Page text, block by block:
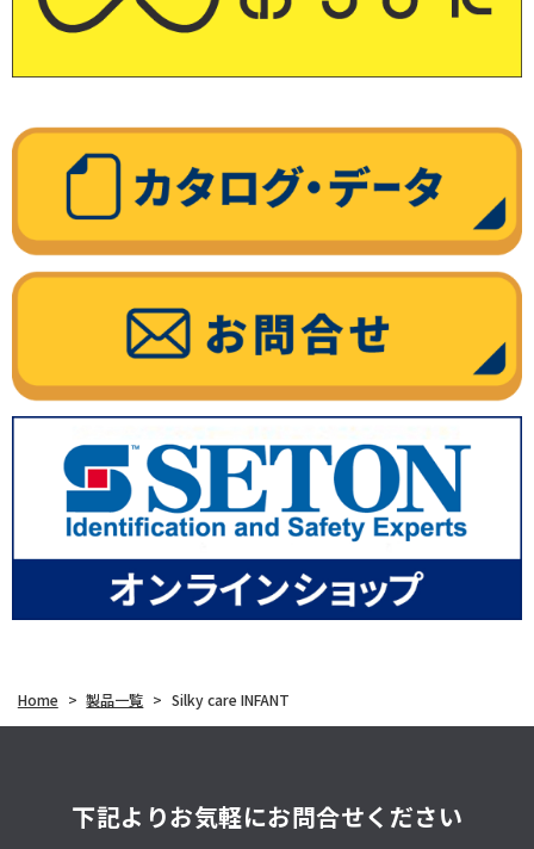
Home > 製品一覧 > Silky care INFANT
下記よりお気軽にお問合せください